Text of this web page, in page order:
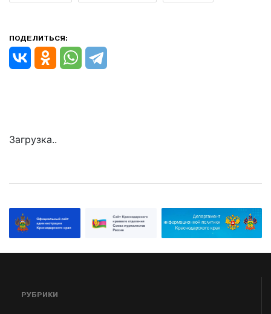
ПОДЕЛИТЬСЯ:
Загрузка..
РУБРИКИ